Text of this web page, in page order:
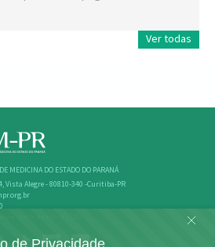
Ver todas
MEDICINA DO ESTADO DO PARANÁ
Vista Alegre - 80810-340 -Curitiba-PR
de Privacidade